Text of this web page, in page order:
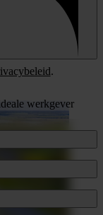
.
werkgever